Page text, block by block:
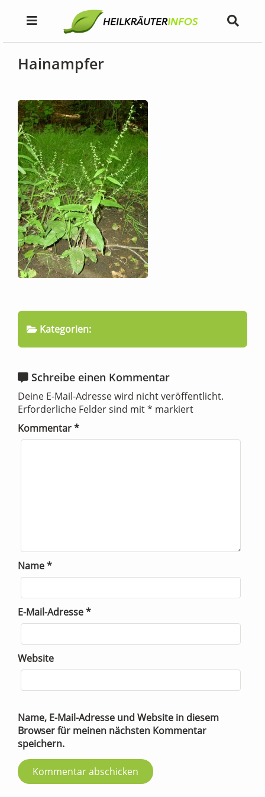
Hainampfer
Kategorien:
Schreibe einen Kommentar
Deine E-Mail-Adresse wird nicht veröffentlicht.
Erforderliche Felder sind mit* markiert
Kommentar*
Name*
E-Mail-Adresse*
Website
Name, E-Mail-Adresse und Website in diesem
Browser für meinen nächsten Kommentar
speichern.